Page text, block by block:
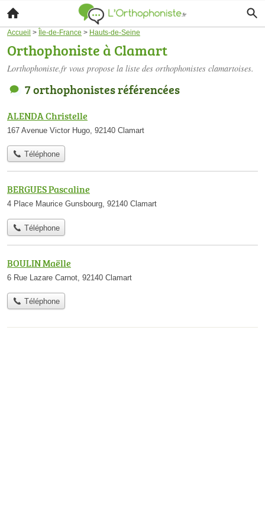
Accueil > Île-de-France > Hauts-de-Seine
Orthophoniste à Clamart
Lorthophoniste.fr vous propose la liste des orthophonistes clamartoises.
7 orthophonistes référencées
ALENDA Christelle
167 Avenue Victor Hugo, 92140 Clamart
Téléphone
BERGUES Pascaline
4 Place Maurice Gunsbourg, 92140 Clamart
Téléphone
BOULIN Maëlle
6 Rue Lazare Carnot, 92140 Clamart
Téléphone